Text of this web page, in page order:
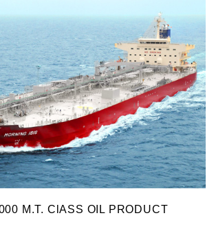
M.T. ClASS OIL PRODUCT